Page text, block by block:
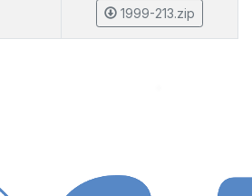
1999-213.zip